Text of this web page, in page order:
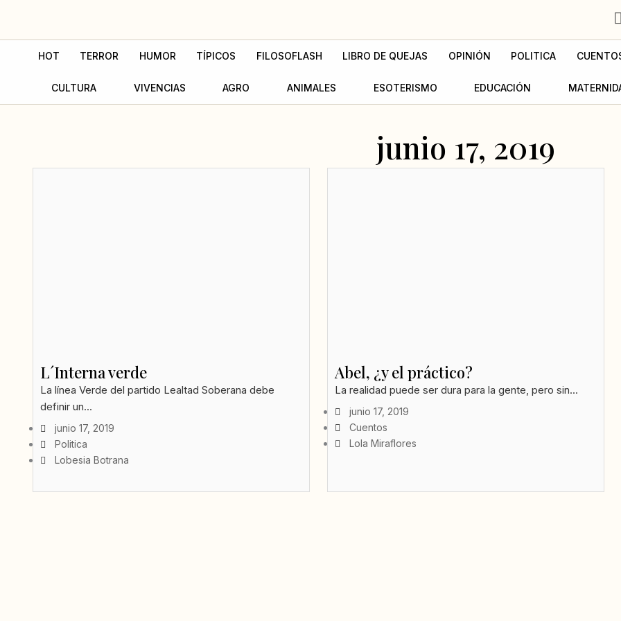
contenido
HOT TERROR HUMOR TÍPICOS FILOSOFLASH LIBRO DE QUEJAS OPINIÓN POLITICA
CULTURA VIVENCIAS AGRO ANIMALES ESOTERISMO EDUCACIÓN
junio 17, 2019
L´Interna verde
La línea Verde del partido Lealtad Soberana debe
definir un...
junio 17, 2019
Politica
Lobesia Botrana
Abel, ¿y el práctico?
La realidad puede ser dura para la gente, pero sin...
junio 17, 2019
Cuentos
Lola Miraflores